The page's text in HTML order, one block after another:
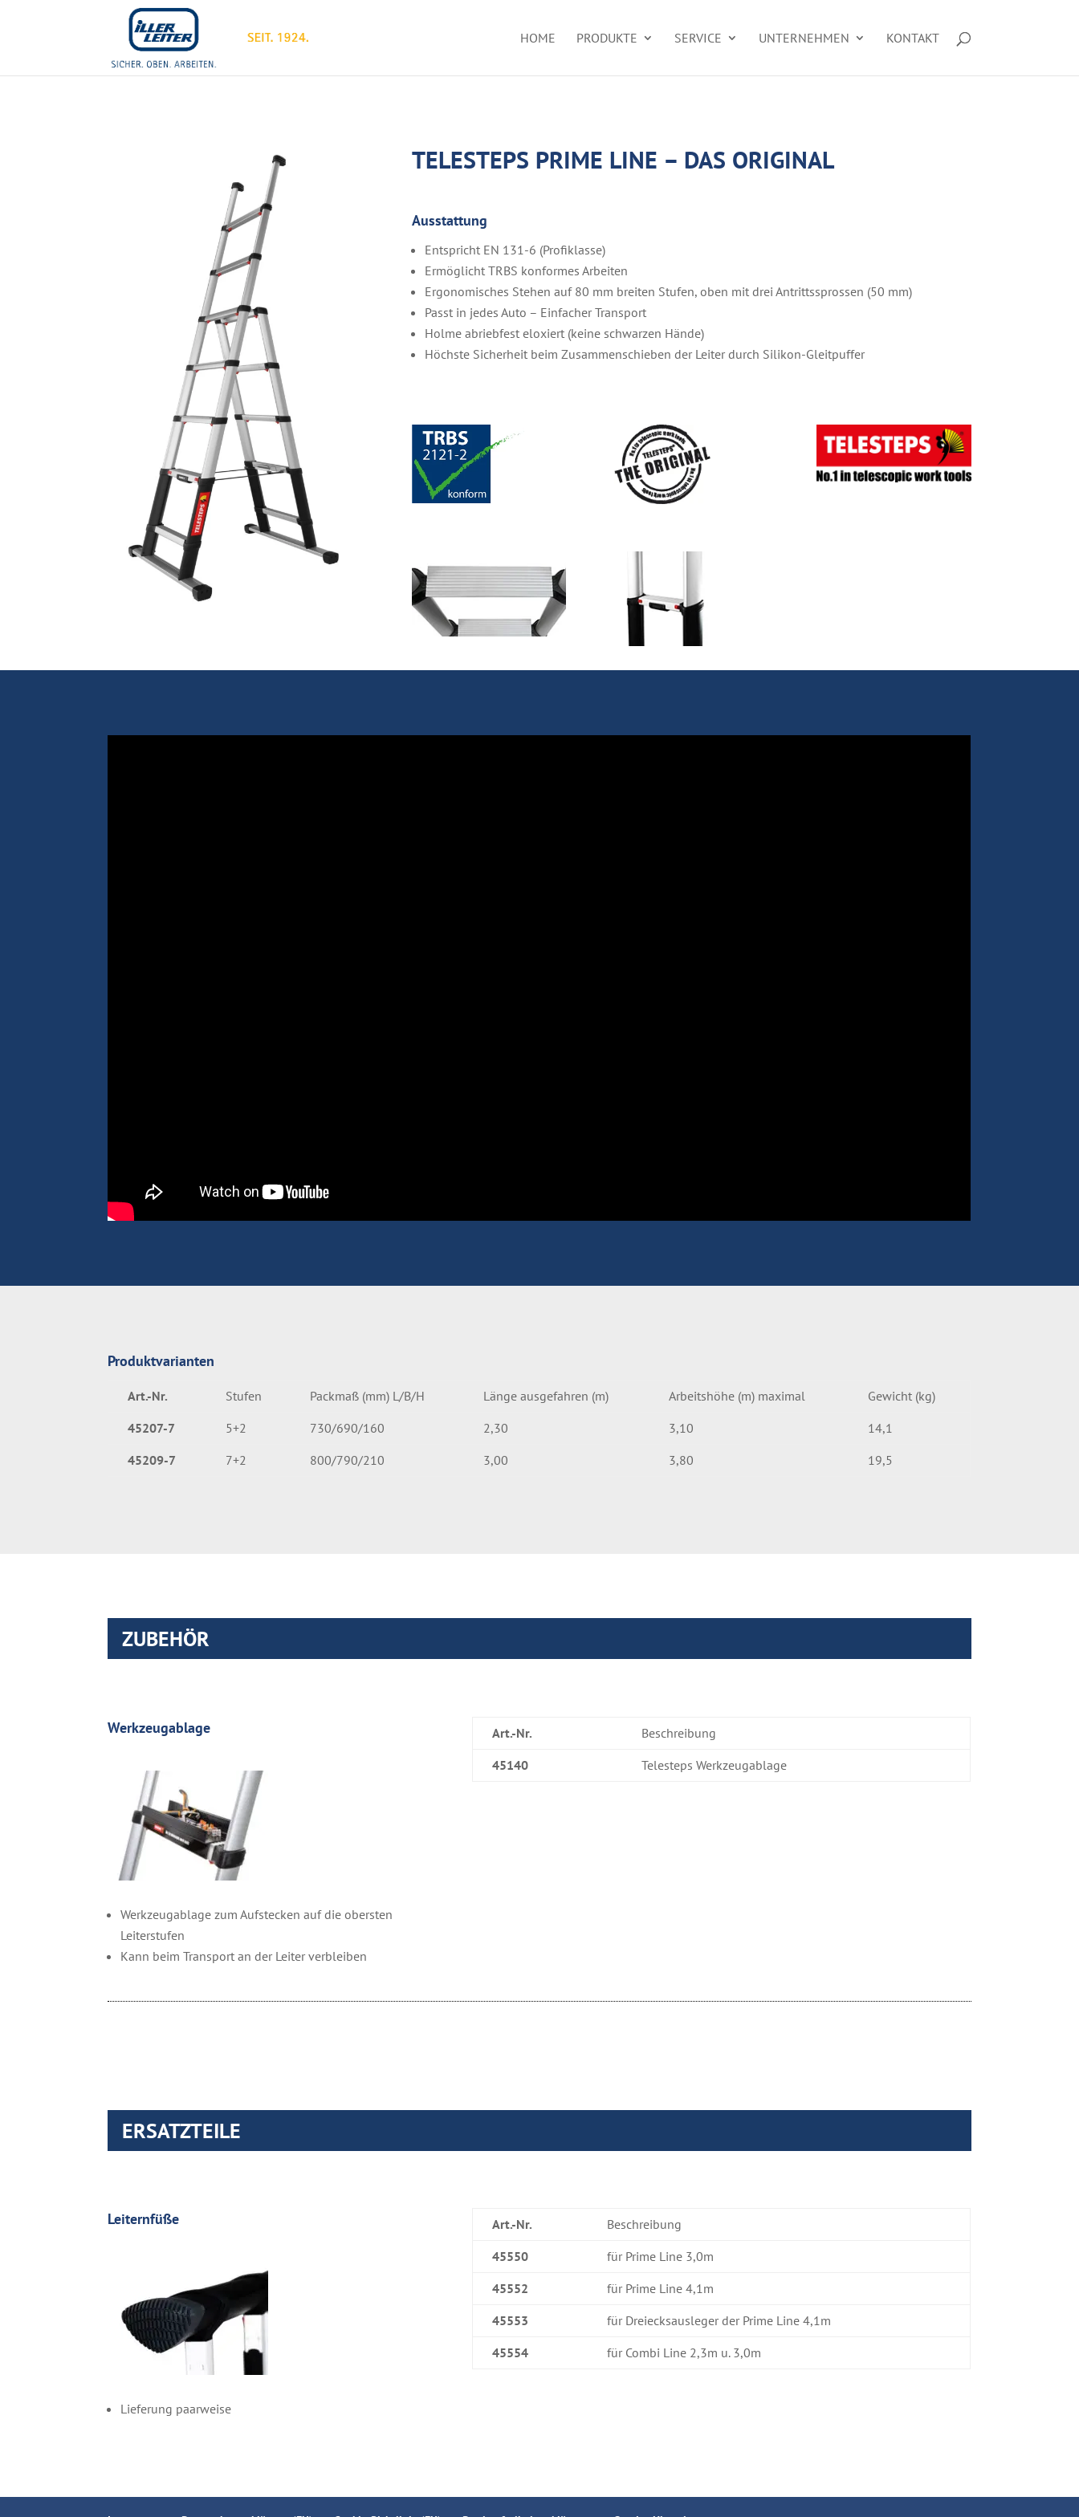
HOME PRODUKTE SERVICE UNTERNEHMEN KONTAKT
TELESTEPS PRIME LINE – DAS ORIGINAL
Ausstattung
Entspricht EN 131-6 (Profiklasse)
Ermöglicht TRBS konformes Arbeiten
Ergonomisches Stehen auf 80 mm breiten Stufen, oben mit drei Antrittssprossen (50 mm)
Passt in jedes Auto – Einfacher Transport
Holme abriebfest eloxiert (keine schwarzen Hände)
Höchste Sicherheit beim Zusammenschieben der Leiter durch Silikon-Gleitpuffer
Produktvarianten
Art.-Nr. Stufen Packmaß (mm) L/B/H Länge ausgefahren (m) Arbeitshöhe (m) maximal
Gewicht (kg)
45207-7
5+2 730/690/160 2,30 3,10
14,1
45209-7
7+2 800/790/210 3,00 3,80 19,5
ZUBEHÖR
Werkzeugablage
Werkzeugablage zum Aufstecken auf die obersten
Leiterstufen
Kann beim Transport an der Leiter verbleiben
Art.-Nr.
Beschreibung
45140
Telesteps Werkzeugablage
ERSATZTEILE
Leiternfüße
Lieferung paarweise
Art.-Nr.
Beschreibung
45550
für Prime Line 3,0m
45552
für Prime Line 4,1m
45553
für Dreiecksausleger der Prime Line 4,1m
45554
für Combi Line 2,3m u. 3,0m